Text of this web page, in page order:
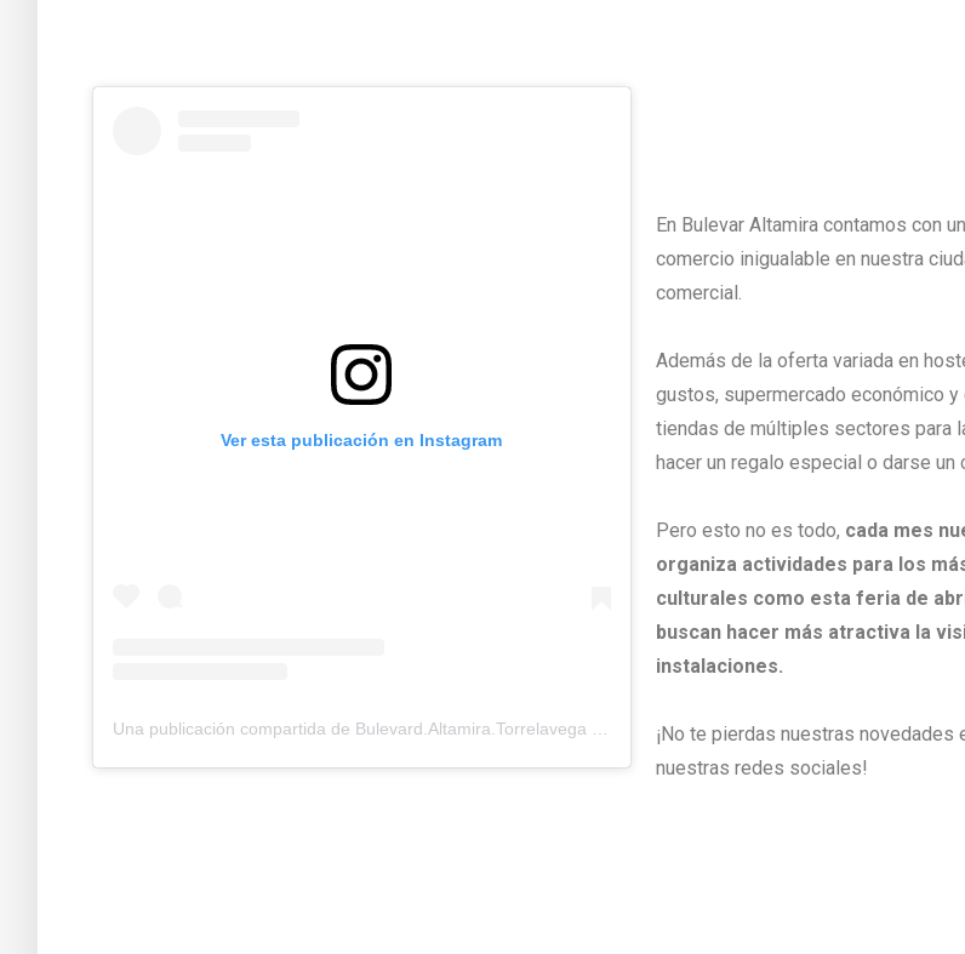
Ver esta publicación en Instagram
En Bulevar Altamira contamos con
comercio inigualable en nuestra
comercial.
Además de la oferta variada en
gustos, supermercado económico
tiendas de múltiples sectores para
hacer un regalo especial o darse un
Pero esto no es todo, cada mes
organiza actividades para los
culturales como esta feria de
buscan hacer más atractiva la
instalaciones.
¡No te pierdas nuestras novedades
nuestras redes sociales!